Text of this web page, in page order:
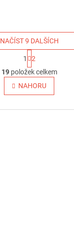
O
v
l
á
NAČÍST 9 DALŠÍCH
t
r
á
n
k
v
1
2
19položek celkem
NAHORU